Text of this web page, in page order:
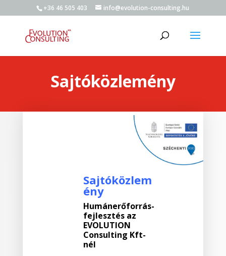
+36 46 505 403 info@evolution-consulting.hu
Sajtóközlemény
Sajtóközlem
ény
Humánerőforrás-
fejlesztés az
EVOLUTION
Consulting Kft-
nél